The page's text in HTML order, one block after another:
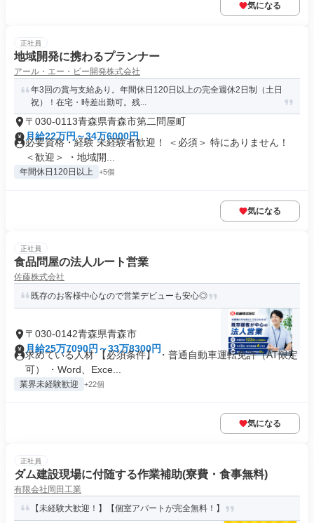
気になる
正社員
地域開発に携わるプランナー
アール・エー・ビー開発株式会社
年3回の賞与支給あり。年間休日120日以上の完全週休2日制（土日
祝）！在宅・時差出勤可。残...
〒030-0113青森県青森市第二問屋町
月給22万円～34万6000円
必要資格・経験 未経験者歓迎！ ＜必須＞ 特にありません！
＜歓迎＞ ・地域開...
年間休日120日以上 +5個
気になる
正社員
食品問屋の法人ルート営業
佐藤株式会社
既存のお客様中心なので営業デビューも安心◎
〒030-0142青森県青森市
月給25万7090円～33万8300円
求めている人材 【必須条件】 ・普通自動車運転免許（AT限定
可） ・Word、Exce...
業界未経験歓迎 +22個
気になる
正社員
ダム建設現場に付随する作業補助(寮費・食事無料)
有限会社岡田工業
【未経験大歓迎！】【個室アパートが完全無料！】